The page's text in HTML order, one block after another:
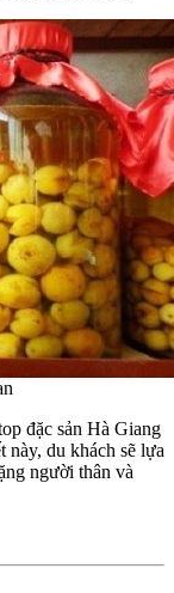
đặc sản Hà Giang
du khách sẽ lựa
người thân và